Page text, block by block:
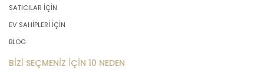
SATICILAR İÇİN
EV SAHİPLERİ İÇİN
BLOG
BİZİ SEÇMENİZ İÇİN 10 NEDEN